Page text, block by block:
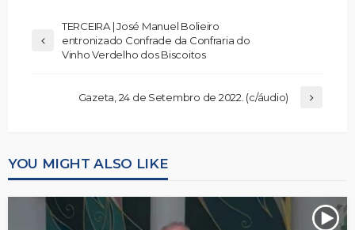
TERCEIRA | José Manuel Bolieiro
entronizado Confrade da Confraria do
Vinho Verdelho dos Biscoitos
Gazeta, 24 de Setembro de 2022. (c/áudio)
YOU MIGHT ALSO LIKE